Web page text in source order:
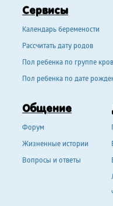
Сервисы
Календарь беремености
Рассчитать дату родов
Пол ребенка по группе
Пол ребенка по дате
Общение
Форум
Жизненные истории
Вопросы и ответы